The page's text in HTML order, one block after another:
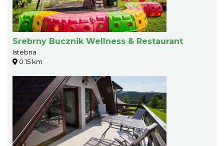
Srebrny Bucznik Wellness & Restaurant
Istebna
0.15 km